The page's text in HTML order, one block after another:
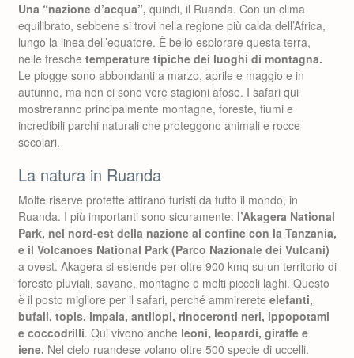
Una “nazione d’acqua”, quindi, il Ruanda. Con un clima
equilibrato, sebbene si trovi nella regione più calda dell’Africa,
lungo la linea dell’equatore. È bello esplorare questa terra,
nelle fresche temperature tipiche dei luoghi di montagna.
Le piogge sono abbondanti a marzo, aprile e maggio e in
autunno, ma non ci sono vere stagioni afose. I safari qui
mostreranno principalmente montagne, foreste, fiumi e
incredibili parchi naturali che proteggono animali e rocce
secolari.
La natura in Ruanda
Molte riserve protette attirano turisti da tutto il mondo, in
Ruanda. I più importanti sono sicuramente: l’Akagera National
Park, nel nord-est della nazione al confine con la Tanzania,
e il Volcanoes National Park (Parco Nazionale dei Vulcani)
a ovest. Akagera si estende per oltre 900 kmq su un territorio di
foreste pluviali, savane, montagne e molti piccoli laghi. Questo
è il posto migliore per il safari, perché ammirerete elefanti,
bufali, topis, impala, antilopi, rinoceronti neri, ippopotami
e coccodrilli. Qui vivono anche leoni, leopardi, giraffe e
iene. Nel cielo ruandese volano oltre 500 specie di uccelli.